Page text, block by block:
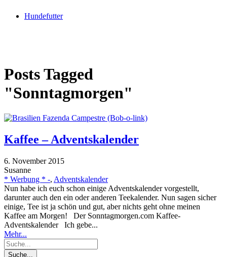
Hundefutter
Posts Tagged
"Sonntagmorgen"
Kaffee – Adventskalender
6. November 2015
Susanne
* Werbung * -, Adventskalender
Nun habe ich euch schon einige Adventskalender vorgestellt,
darunter auch den ein oder anderen Teekalender. Nun sagen sicher
einige, Tee ist ja schön und gut, aber nichts geht ohne meinen
Kaffee am Morgen! Der Sonntagmorgen.com Kaffee-
Adventskalender Ich gebe...
Mehr...